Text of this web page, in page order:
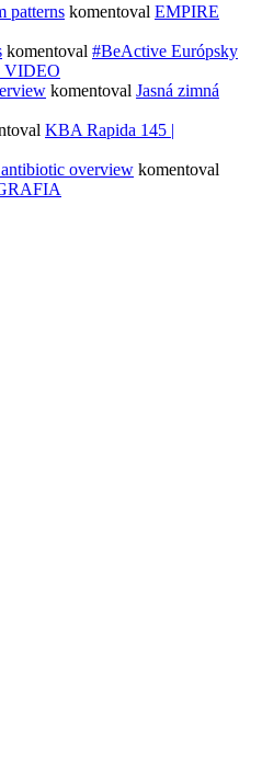
patterns komentoval EMPIRE
komentoval #BeActive Európsky
VIDEO
komentoval Jasná zimná
KBA Rapida 145 |
overview komentoval